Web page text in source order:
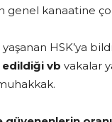
kanaatine
HSK’ya
vb vakalar